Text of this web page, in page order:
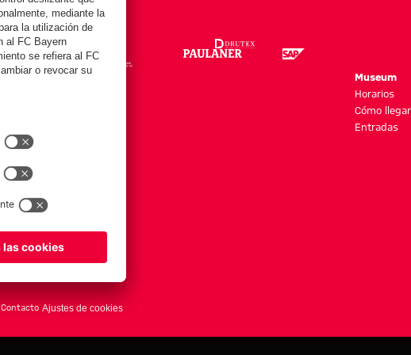
Online Store
Nuevo
Museum
Horarios
Cómo llegar
Entradas
Contacto Ajustes de cookies